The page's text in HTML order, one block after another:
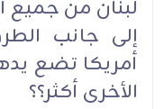
لبنان من جميع
إلى جانب
أمريكا تضع
الأخرى أكثر؟؟